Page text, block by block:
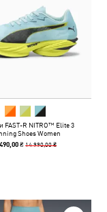
FAST-R NITRO™ Elite 3
Shoes Women
₴ 14 990,00 ₴